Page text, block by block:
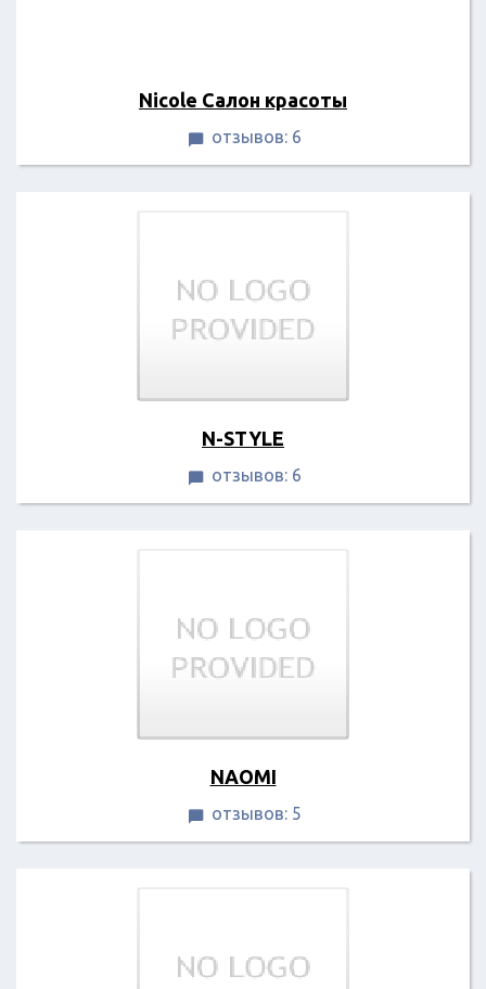
Nicole Салон красоты
 отзывов: 6
N-STYLE
 отзывов: 6
NAOMI
 отзывов: 5